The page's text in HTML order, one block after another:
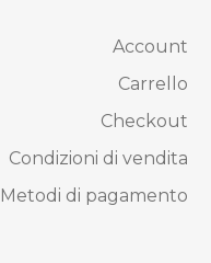
Account
Carrello
Checkout
Condizioni di vendita
Metodi di pagamento